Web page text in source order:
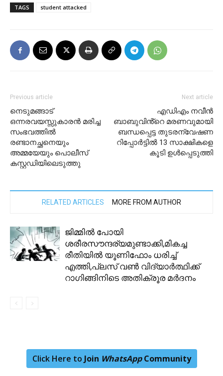
TAGS student attacked
Previous article
നെടുമങ്ങാട്
ഒന്നരവയസ്സുകാരന്‍ മരിച്ച
സംഭവത്തില്‍
രണ്ടാനച്ഛനെയും
അമ്മയേയും പൊലീസ്
കസ്റ്റഡിയിലെടുത്തു
Next article
എഡിഎം നവീൻ
ബാബുവിൻ്റെ മരണവുമായി
ബന്ധപ്പെട്ട തുടരന്വേഷണ
റിപ്പോർട്ടിൽ 13 സാക്ഷികളെ
കൂടി ഉൾപ്പെടുത്തി
RELATED ARTICLES MORE FROM AUTHOR
ജിമ്മിൽ പോയി
ശരീരസൗന്ദര്യമുണ്ടാക്കി,മികച്ച
രീതിയിൽ യൂണിഫോം ധരിച്ച്
എത്തി,പ്ലസ് വൺ വിദ്യാർത്ഥിക്ക്
റാഗിങ്ങിനിടെ അതിക്രൂര മർദനം
Click Here to Join WhatsAppCommunity